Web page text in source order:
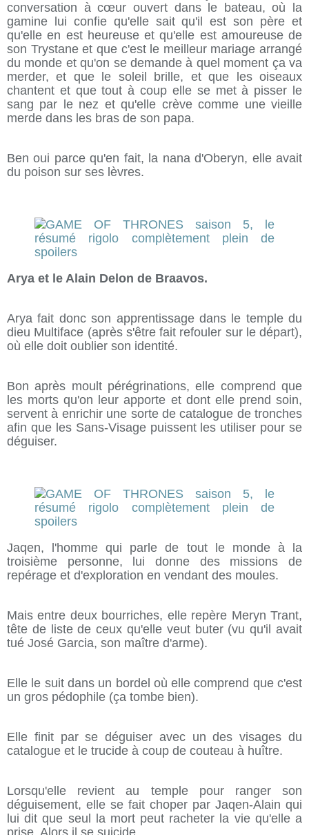
conversation à cœur ouvert dans le bateau, où la
gamine lui confie qu'elle sait qu'il est son père et
qu'elle en est heureuse et qu'elle est amoureuse de
son Trystane et que c'est le meilleur mariage arrangé
du monde et qu'on se demande à quel moment ça va
merder, et que le soleil brille, et que les oiseaux
chantent et que tout à coup elle se met à pisser le
sang par le nez et qu'elle crève comme une vieille
merde dans les bras de son papa.
Ben oui parce qu'en fait, la nana d'Oberyn, elle avait
du poison sur ses lèvres.
Arya et le Alain Delon de Braavos.
Arya fait donc son apprentissage dans le temple du
dieu Multiface (après s'être fait refouler sur le départ),
où elle doit oublier son identité.
Bon après moult pérégrinations, elle comprend que
les morts qu'on leur apporte et dont elle prend soin,
servent à enrichir une sorte de catalogue de tronches
afin que les Sans-Visage puissent les utiliser pour se
déguiser.
Jaqen, l'homme qui parle de tout le monde à la
troisième personne, lui donne des missions de
repérage et d'exploration en vendant des moules.
Mais entre deux bourriches, elle repère Meryn Trant,
tête de liste de ceux qu'elle veut buter (vu qu'il avait
tué José Garcia, son maître d'arme).
Elle le suit dans un bordel où elle comprend que c'est
un gros pédophile (ça tombe bien).
Elle finit par se déguiser avec un des visages du
catalogue et le trucide à coup de couteau à huître.
Lorsqu'elle revient au temple pour ranger son
déguisement, elle se fait choper par Jaqen-Alain qui
lui dit que seul la mort peut racheter la vie qu'elle a
prise. Alors il se suicide.